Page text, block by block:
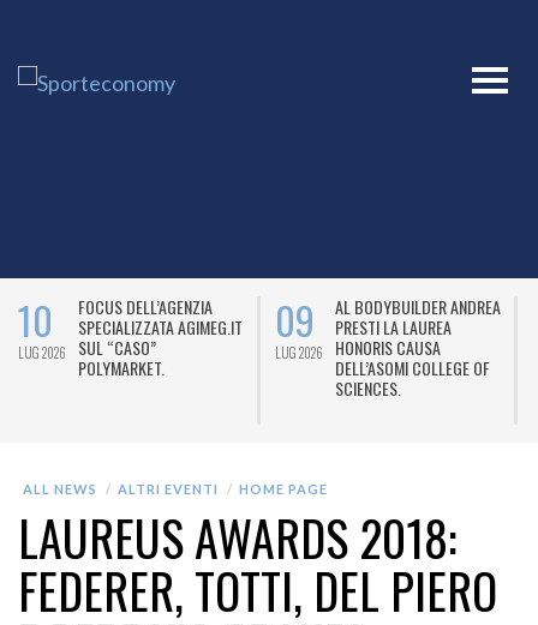
10
LUG 2026
FOCUS DELL’AGENZIA
SPECIALIZZATA AGIMEG.IT
SUL “CASO”
POLYMARKET.
09
LUG 2026
AL BODYBUILDER ANDREA
PRESTI LA LAUREA
HONORIS CAUSA
DELL’ASOMI COLLEGE OF
SCIENCES.
ALL NEWS ALTRI EVENTI HOME PAGE
LAUREUS AWARDS 2018:
FEDERER, TOTTI, DEL PIERO